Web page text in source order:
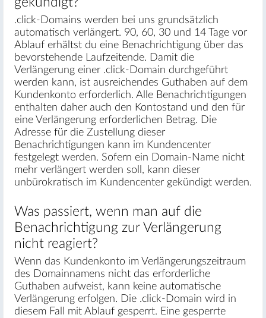
.click-Domains werden bei uns grundsätzlich
automatisch verlängert. 90, 60, 30 und 14 Tage vor
Ablauf erhältst du eine Benachrichtigung über das
bevorstehende Laufzeitende. Damit die
Verlängerung einer .click-Domain durchgeführt
werden kann, ist ausreichendes Guthaben auf dem
Kundenkonto erforderlich. Alle Benachrichtigungen
enthalten daher auch den Kontostand und den für
eine Verlängerung erforderlichen Betrag. Die
Adresse für die Zustellung dieser
Benachrichtigungen kann im Kundencenter
festgelegt werden. Sofern ein Domain-Name nicht
mehr verlängert werden soll, kann dieser
unbürokratisch im Kundencenter gekündigt werden.
Was passiert, wenn man auf die
Benachrichtigung zur Verlängerung
nicht reagiert?
Wenn das Kundenkonto im Verlängerungszeitraum
des Domainnamens nicht das erforderliche
Guthaben aufweist, kann keine automatische
Verlängerung erfolgen. Die .click-Domain wird in
diesem Fall mit Ablauf gesperrt. Eine gesperrte